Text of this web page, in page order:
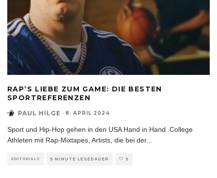
RAP’S LIEBE ZUM GAME: DIE BESTEN
SPORTREFERENZEN
PAUL HILGE · 8. APRIL 2024
Sport und Hip-Hop gehen in den USA Hand in Hand. College
Athleten mit Rap-Mixtapes, Artists, die bei der...
EDITORIALS 5 MINUTE LESEDAUER 5